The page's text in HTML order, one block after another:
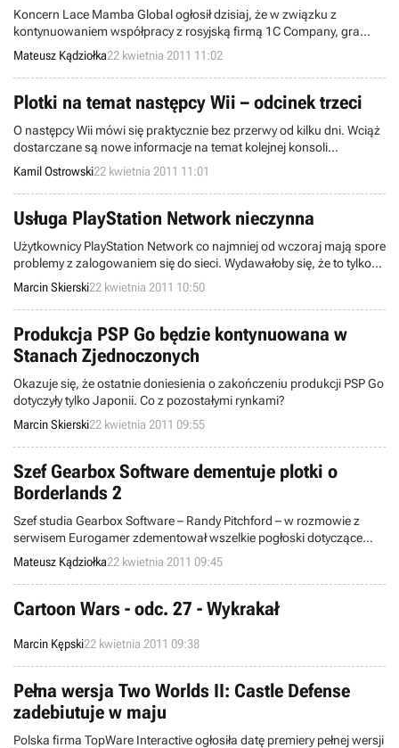
Koncern Lace Mamba Global ogłosił dzisiaj, że w związku z
kontynuowaniem współpracy z rosyjską firmą 1C Company, gra
pecetowa Red Orchestra 2: Heroes of Stalingrad zostanie wydana
na terenie Wielkiej Brytanii oraz Australii w sierpniu bieżącego roku.
Mateusz Kądziołka22 kwietnia 2011 11:02
Plotki na temat następcy Wii – odcinek trzeci
O następcy Wii mówi się praktycznie bez przerwy od kilku dni. Wciąż
dostarczane są nowe informacje na temat kolejnej konsoli
stacjonarnej Nintendo, a kilka większych Zachodnich serwisów
internetowych bezlistośnie ekspoatuje swoje źródła w poszukiwaniu
kolejnych rewelacji. Dzisiejszy dzień nie jest wyjątkiem i już rano
pojawiły się następne szczegóły.
Kamil Ostrowski22 kwietnia 2011 11:01
Usługa PlayStation Network nieczynna
Użytkownicy PlayStation Network co najmniej od wczoraj mają spore
problemy z zalogowaniem się do sieci. Wydawałoby się, że to tylko
chwilowy problem, ale trwa on do dziś i jeszcze przez jakiś czas
może nie doczekać się rozwiązania.
Marcin Skierski22 kwietnia 2011 10:50
Produkcja PSP Go będzie kontynuowana w
Stanach Zjednoczonych
Okazuje się, że ostatnie doniesienia o zakończeniu produkcji PSP Go
dotyczyły tylko Japonii. Co z pozostałymi rynkami?
Marcin Skierski22 kwietnia 2011 09:55
Szef Gearbox Software dementuje plotki o
Borderlands 2
Szef studia Gearbox Software – Randy Pitchford – w rozmowie z
serwisem Eurogamer zdementował wszelkie pogłoski dotyczące
tego, jakoby jego zespół miał pracować nad Borderlands 2. Tym
samym uciął on zarówno spekulacje, które pojawiły się wczoraj, jak i
te sprzed kilku miesięcy.
Mateusz Kądziołka22 kwietnia 2011 09:45
Cartoon Wars - odc. 27 - Wykrakał
Marcin Kępski22 kwietnia 2011 09:38
Pełna wersja Two Worlds II: Castle Defense
zadebiutuje w maju
Polska firma TopWare Interactive ogłosiła datę premiery pełnej wersji